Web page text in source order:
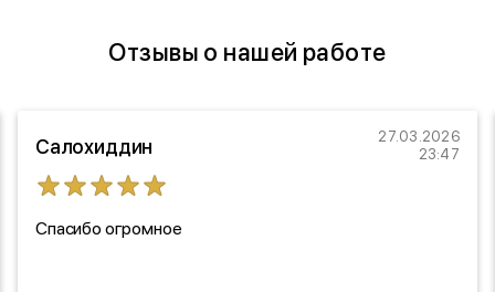
Отзывы о нашей работе
Салохиддин
27.03.2026
23:47
Спасибо огромное